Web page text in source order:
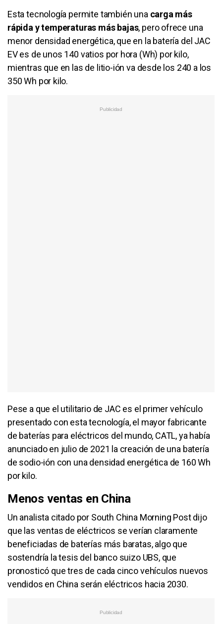
Esta tecnología permite también una carga más
rápida y temperaturas más bajas, pero ofrece una
menor densidad energética, que en la batería del JAC
EV es de unos 140 vatios por hora (Wh) por kilo,
mientras que en las de litio-ión va desde los 240 a los
350 Wh por kilo.
Pese a que el utilitario de JAC es el primer vehículo
presentado con esta tecnología, el mayor fabricante
de baterías para eléctricos del mundo, CATL, ya había
anunciado en julio de 2021 la creación de una batería
de sodio-ión con una densidad energética de 160 Wh
por kilo.
Menos ventas en China
Un analista citado por South China Morning Post dijo
que las ventas de eléctricos se verían claramente
beneficiadas de baterías más baratas, algo que
sostendría la tesis del banco suizo UBS, que
pronosticó que tres de cada cinco vehículos nuevos
vendidos en China serán eléctricos hacia 2030.